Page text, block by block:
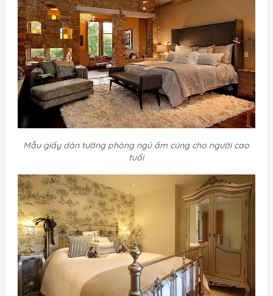
Mẫu giấy dán tường phòng ngủ ấm cúng cho người cao
tuổi